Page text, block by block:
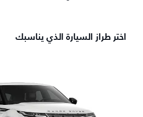
اختر طراز السيارة الذي يناسبك